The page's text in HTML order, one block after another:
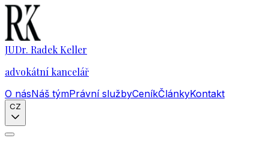
JUDr. Radek Keller
advokátní kancelář
O násNáš týmPrávní službyCeníkČlánkyKontakt
CZ